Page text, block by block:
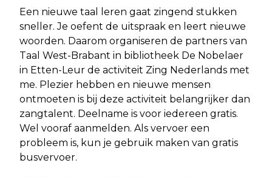
Een nieuwe taal leren gaat zingend stukken
sneller. Je oefent de uitspraak en leert nieuwe
woorden. Daarom organiseren de partners van
Taal West-Brabant in bibliotheek De Nobelaer
in Etten-Leur de activiteit Zing Nederlands met
me. Plezier hebben en nieuwe mensen
ontmoeten is bij deze activiteit belangrijker dan
zangtalent. Deelname is voor iedereen gratis.
Wel vooraf aanmelden. Als vervoer een
probleem is, kun je gebruik maken van gratis
busvervoer.